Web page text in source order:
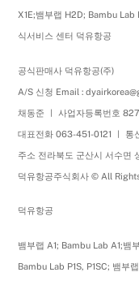
X1E;뱀부랩 H2D; Bambu Lab
식서비스 센터 덕유항공
공식판매사 덕유항공(주)
A/S 신청 Email :
채동준 ㅣ 사업자등록번호
대표전화 063-451-0121 ㅣ
주소 전라북도 군산시 서수면
덕유항공주식회사 © All
덕유항공
뱀부랩 A1; Bambu Lab A1;뱀
Bambu Lab P1S, P1SC; 뱀부